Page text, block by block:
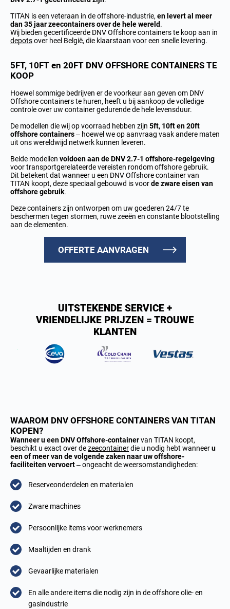
TITAN is een veteraan in de offshore-industrie, en levert al meer
dan 35 jaar zeecontainers over de hele wereld.
Wij bieden gecertificeerde DNV Offshore containers te koop aan in
depotsover heel België, die klaarstaan voor een snelle levering.
5FT, 10FT en 20FT DNV OFFSHORE CONTAINERS TE
KOOP
Hoewel sommige bedrijven er de voorkeur aan geven om DNV
Offshore containers te huren, heeft u bij aankoop de volledige
controle over uw container gedurende de hele levensduur.
De modellen die wij op voorraad hebben zijn 5ft, 10ft en 20ft
offshore containers– hoewel we op aanvraag vaak andere maten
uit ons wereldwijd netwerk kunnen leveren.
Beide modellen voldoen aan de DNV 2.7-1 offshore-regelgeving
voor transportgerelateerde vereisten rondom offshore gebruik.
Dit betekent dat wanneer u een DNV Offshore container van
TITAN koopt, deze speciaal gebouwd is voorde zware eisen van
offshore gebruik.
Deze containers zijn ontworpen om uw goederen 24/7 te
beschermen tegen stormen, ruwe zeeën en constante blootstelling
aan de elementen.
OFFERTE AANVRAGEN
UITSTEKENDE SERVICE +
VRIENDELIJKE PRIJZEN = TROUWE
KLANTEN
WAAROM DNV OFFSHORE CONTAINERS VAN TITAN
KOPEN?
Wanneer u een DNV Offshore-containervan TITAN koopt,
beschikt u exact over dezeecontainerdie u nodig hebt wanneeru
een of meer van de volgende zaken naar uw offshore-
faciliteiten vervoert– ongeacht de weersomstandigheden:
Reserveonderdelen en materialen
Zware machines
Persoonlijke items voor werknemers
Maaltijden en drank
Gevaarlijke materialen
En alle andere items die nodig zijn in de offshore olie- en
gasindustrie